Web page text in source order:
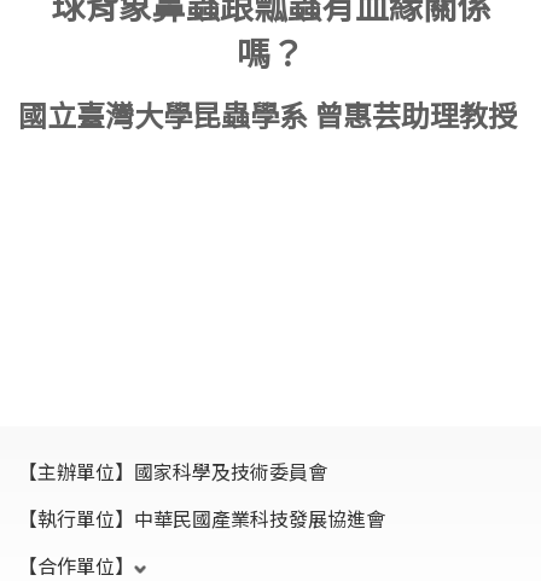
嗎？
國立臺灣大學昆蟲學系 曾惠芸助理教授
【主辦單位】 國家科學及技術委員會
【執行單位】 中華民國產業科技發展協進會
【合作單位】